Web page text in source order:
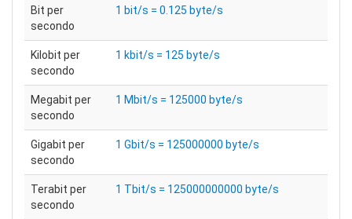
Bit per
secondo
1 bit/s = 0.125 byte/s
Kilobit per
secondo
1 kbit/s = 125 byte/s
Megabit per
secondo
1 Mbit/s = 125000 byte/s
Gigabit per
secondo
1 Gbit/s = 125000000 byte/s
Terabit per
secondo
1 Tbit/s = 125000000000 byte/s